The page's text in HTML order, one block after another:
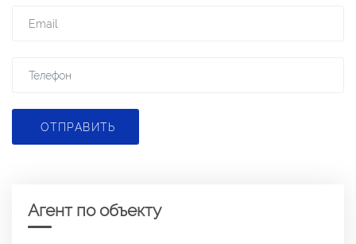
ОТПРАВИТЬ
Агент по объекту